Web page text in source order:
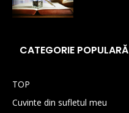
CATEGORIE POPULARĂ
TOP
Cuvinte din sufletul meu